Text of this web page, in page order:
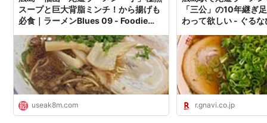
スープと巨大背脂ミンチ！から揚げも
必食｜ラーメンBlues 09 - Foodie
useak8m.com
「三公」の10年継ぎ
わって欲しい - ぐる
r.gnavi.co.jp